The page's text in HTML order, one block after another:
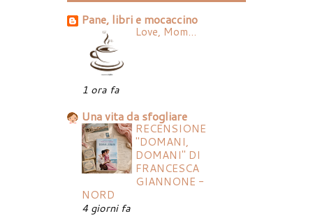
Pane, libri e mocaccino
Love, Mom...
1 ora fa
Una vita da sfogliare
RECENSIONE
"DOMANI,
DOMANI" DI
FRANCESCA
GIANNONE -
NORD
4 giorni fa